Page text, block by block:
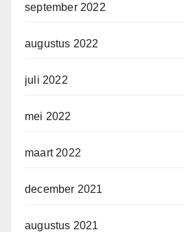
september 2022
augustus 2022
juli 2022
mei 2022
maart 2022
december 2021
augustus 2021